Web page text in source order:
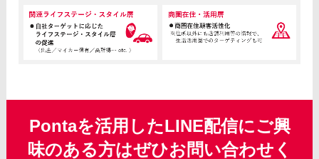
Pontaを活用したLINE配信にご興
味のある方はぜひお問い合わせく